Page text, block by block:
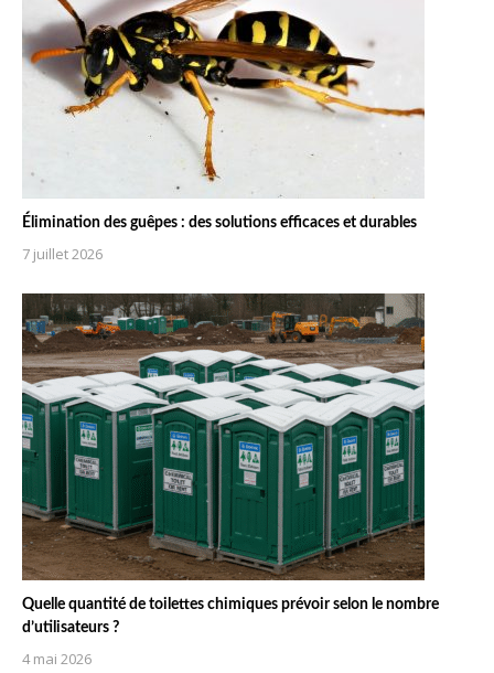
Élimination des guêpes : des solutions efficaces et durables
7 juillet 2026
Quelle quantité de toilettes chimiques prévoir selon le nombre
d’utilisateurs ?
4 mai 2026